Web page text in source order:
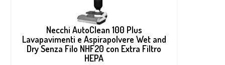
Necchi AutoClean 100 Plus
Lavapavimenti e Aspirapolvere Wet and
Dry Senza Filo NHF20 con Extra Filtro
HEPA